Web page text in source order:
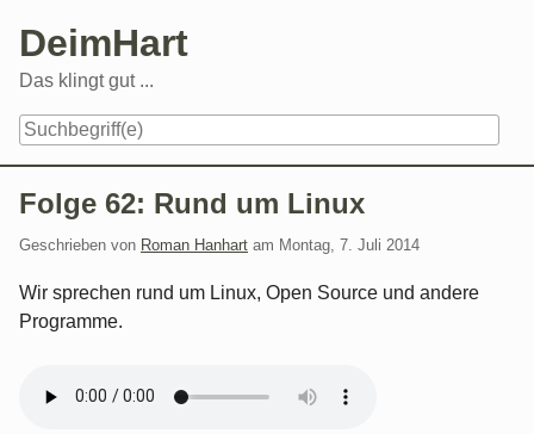
content
DeimHart
Das klingt gut ...
Folge 62: Rund um Linux
Geschrieben von Roman Hanhart am Montag, 7. Juli 2014
Wir sprechen rund um Linux, Open Source und andere
Programme.